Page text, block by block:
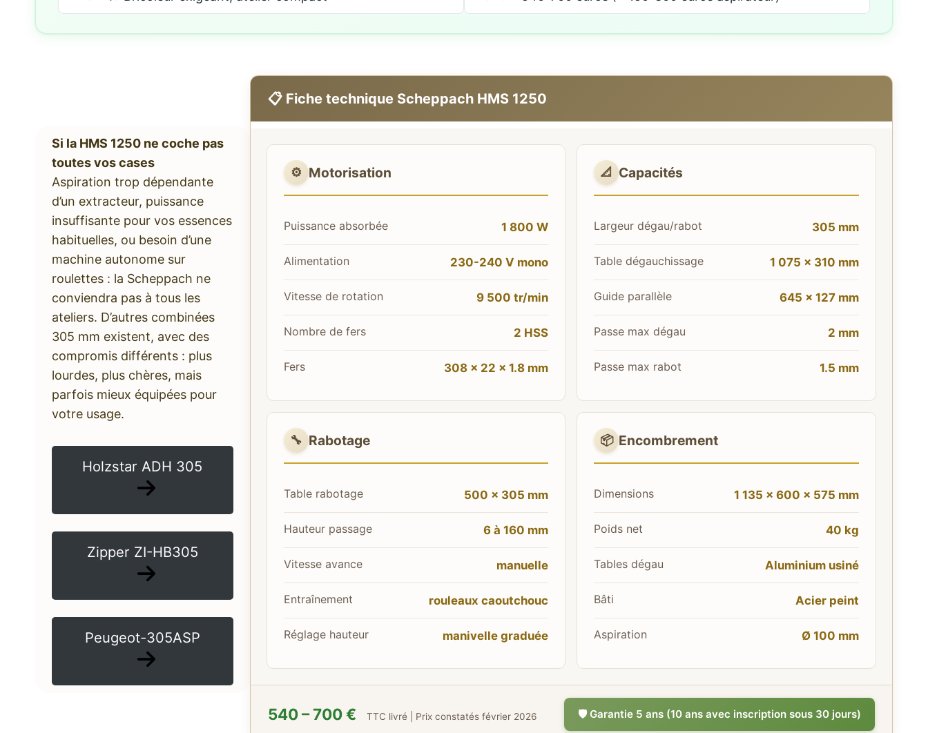
Si la HMS 1250 ne coche pas
toutes vos cases
Aspiration trop dépendante
d’un extracteur, puissance
insuffisante pour vos essences
habituelles, ou besoin d’une
machine autonome sur
roulettes : la Scheppach ne
conviendra pas à tous les
ateliers. D’autres combinées
305 mm existent, avec des
compromis différents : plus
lourdes, plus chères, mais
parfois mieux équipées pour
votre usage.
Holzstar ADH 305
Zipper ZI-HB305
Peugeot-305ASP
📋 Fiche technique Scheppach HMS 1250
⚙️ Motorisation
Puissance absorbée 1 800 W
Alimentation 230-240 V mono
Vitesse de rotation 9 500 tr/min
Nombre de fers 2 HSS
Fers 308 × 22 × 1.8 mm
📐 Capacités
Largeur dégau/rabot 305 mm
Table dégauchissage 1 075 × 310 mm
Guide parallèle 645 × 127 mm
Passe max dégau 2 mm
Passe max rabot 1.5 mm
🔧 Rabotage
Table rabotage 500 × 305 mm
Hauteur passage 6 à 160 mm
Vitesse avance manuelle
Entraînement rouleaux caoutchouc
Réglage hauteur manivelle graduée
📦 Encombrement
Dimensions 1 135 × 600 × 575 mm
Poids net 40 kg
Tables dégau Aluminium usiné
Bâti Acier peint
Aspiration Ø 100 mm
540 – 700 € TTC livré | Prix constatés février 2026 🛡️ Garantie 5 ans (10 ans avec inscription sous 30 jours)